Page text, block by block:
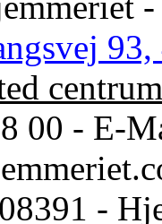
centrum
00 - E-
-